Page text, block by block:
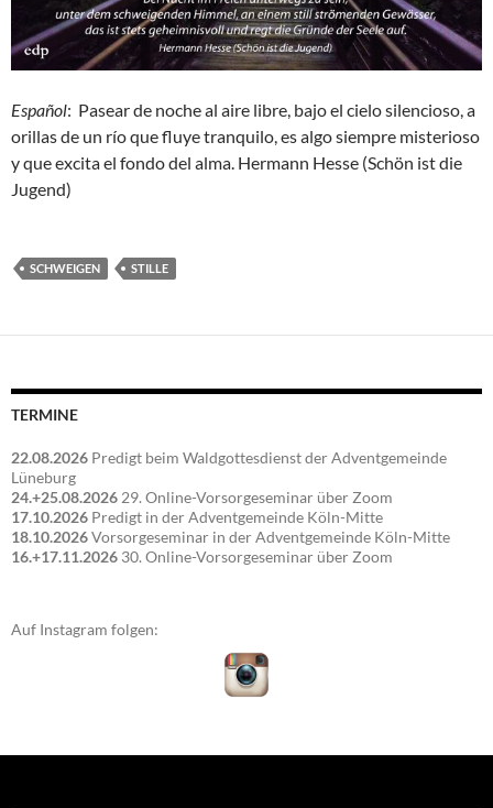
Español: Pasear de noche al aire libre, bajo el cielo silencioso, a
orillas de un río que fluye tranquilo, es algo siempre misterioso
y que excita el fondo del alma. Hermann Hesse (Schön ist die
Jugend)
SCHWEIGEN STILLE
TERMINE
22.08.2026 Predigt beim Waldgottesdienst der Adventgemeinde
Lüneburg
24.+25.08.202629. Online-Vorsorgeseminar über Zoom
17.10.2026 Predigt in der Adventgemeinde Köln-Mitte
18.10.2026Vorsorgeseminar in der Adventgemeinde Köln-Mitte
16.+17.11.2026 30. Online-Vorsorgeseminar über Zoom
Auf Instagram folgen: